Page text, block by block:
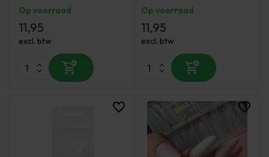
Op voorraad
11,95
excl. btw
Op voorraad
11,95
excl. btw